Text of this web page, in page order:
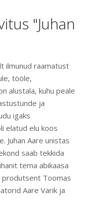
"Juhan
ilmunud raamatust
tööle,
alustala, kuhu peale
ja
igaks
elatud elu koos
Juhan Aare unistas
saab tekkida
tema abikaasa
produtsent Toomas
Aare Varik ja